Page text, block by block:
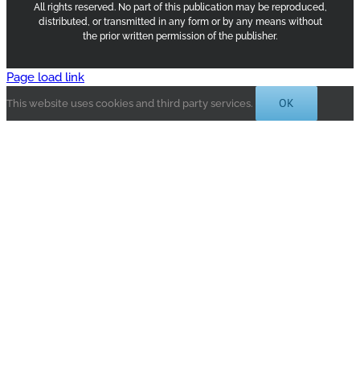
All rights reserved. No part of this publication may be reproduced,
distributed, or transmitted in any form or by any means without
the prior written permission of the publisher.
Page load link
This website uses cookies and third party services. OK